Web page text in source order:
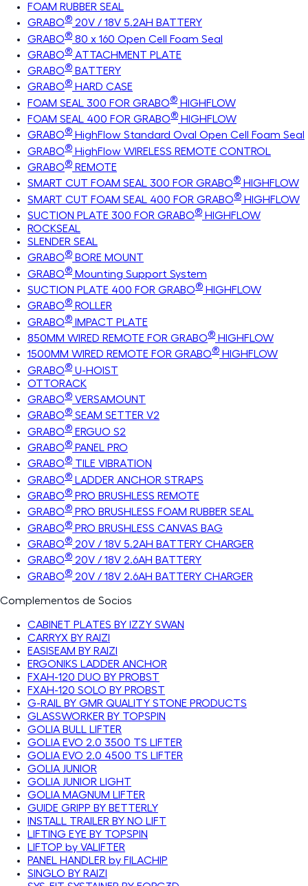
FOAM RUBBER SEAL
GRABO® 20V / 18V 5.2AH BATTERY
GRABO® 80 x 160 Open Cell Foam Seal
GRABO® ATTACHMENT PLATE
GRABO® BATTERY
GRABO® HARD CASE
FOAM SEAL 300 FOR GRABO® HIGHFLOW
FOAM SEAL 400 FOR GRABO® HIGHFLOW
GRABO® HighFlow Standard Oval Open Cell Foam Seal
GRABO® HighFlow WIRELESS REMOTE CONTROL
GRABO® REMOTE
SMART CUT FOAM SEAL 300 FOR GRABO® HIGHFLOW
SMART CUT FOAM SEAL 400 FOR GRABO® HIGHFLOW
SUCTION PLATE 300 FOR GRABO® HIGHFLOW
ROCKSEAL
SLENDER SEAL
GRABO® BORE MOUNT
GRABO® Mounting Support System
SUCTION PLATE 400 FOR GRABO® HIGHFLOW
GRABO® ROLLER
GRABO® IMPACT PLATE
850MM WIRED REMOTE FOR GRABO® HIGHFLOW
1500MM WIRED REMOTE FOR GRABO® HIGHFLOW
GRABO® U-HOIST
OTTORACK
GRABO® VERSAMOUNT
GRABO® SEAM SETTER V2
GRABO® ERGUO S2
GRABO® PANEL PRO
GRABO® TILE VIBRATION
GRABO® LADDER ANCHOR STRAPS
GRABO® PRO BRUSHLESS REMOTE
GRABO® PRO BRUSHLESS FOAM RUBBER SEAL
GRABO® PRO BRUSHLESS CANVAS BAG
GRABO® 20V / 18V 5.2AH BATTERY CHARGER
GRABO® 20V / 18V 2.6AH BATTERY
GRABO® 20V / 18V 2.6AH BATTERY CHARGER
Complementos de Socios
CABINET PLATES BY IZZY SWAN
CARRYX BY RAIZI
EASISEAM BY RAIZI
ERGONIKS LADDER ANCHOR
FXAH-120 DUO BY PROBST
FXAH-120 SOLO BY PROBST
G-RAIL BY GMR QUALITY STONE PRODUCTS
GLASSWORKER BY TOPSPIN
GOLIA BULL LIFTER
GOLIA EVO 2.0 3500 TS LIFTER
GOLIA EVO 2.0 4500 TS LIFTER
GOLIA JUNIOR
GOLIA JUNIOR LIGHT
GOLIA MAGNUM LIFTER
GUIDE GRIPP BY BETTERLY
INSTALL TRAILER BY NO LIFT
LIFTING EYE BY TOPSPIN
LIFTOP by VALIFTER
PANEL HANDLER by FILACHIP
SINGLO BY RAIZI